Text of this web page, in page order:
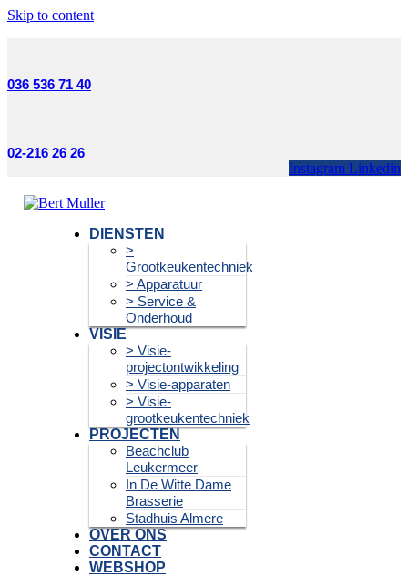
Skip to content
036 536 71 40
02-216 26 26
Instagram Linkedin
DIENSTEN
>
Grootkeukentechniek
> Apparatuur
> Service &
Onderhoud
VISIE
> Visie-
projectontwikkeling
> Visie-apparaten
> Visie-
grootkeukentechniek
PROJECTEN
Beachclub
Leukermeer
In De Witte Dame
Brasserie
Stadhuis Almere
OVER ONS
CONTACT
WEBSHOP